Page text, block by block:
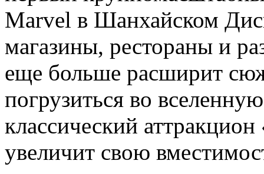
Marvel в Шанхайском
магазины, рестораны и
еще больше расширит
погрузиться во
классический
увеличит свою